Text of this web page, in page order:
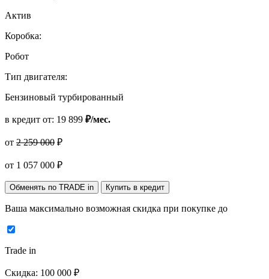
Актив
Коробка:
Робот
Тип двигателя:
Бензиновый турбированный
в кредит от: 19 899 ₽/мес.
от 2 259 000 ₽
от 1 057 000 ₽
Обменять по TRADE in Купить в кредит
Ваша максимально возможная скидка при покупке до
Trade in
Скидка: 100 000 ₽